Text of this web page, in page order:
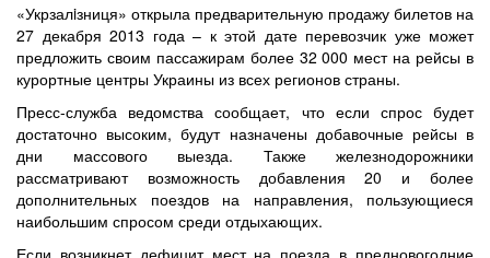
«Укрзалiзниця» открыла предварительную продажу билетов на
27 декабря 2013 года – к этой дате перевозчик уже может
предложить своим пассажирам более 32 000 мест на рейсы в
курортные центры Украины из всех регионов страны.
Пресс-служба ведомства сообщает, что если спрос будет
достаточно высоким, будут назначены добавочные рейсы в
дни массового выезда. Также железнодорожники
рассматривают возможность добавления 20 и более
дополнительных поездов на направления, пользующиеся
наибольшим спросом среди отдыхающих.
Если возникнет дефицит мест на поезда в предновогодние